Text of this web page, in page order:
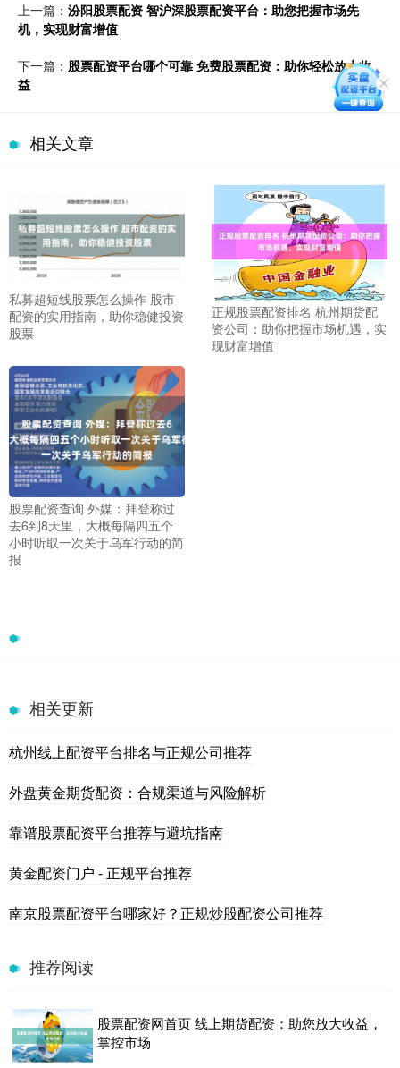
上一篇： 汾阳股票配资 智沪深股票配资平台：助您把握市场先
机，实现财富增值
下一篇： 股票配资平台哪个可靠 免费股票配资：助你轻松放大收
益
相关文章
私募超短线股票怎么操作 股市
配资的实用指南，助你稳健投资
股票
正规股票配资排名 杭州期货配
资公司：助你把握市场机遇，实
现财富增值
股票配资查询 外媒：拜登称过
去6到8天里，大概每隔四五个
小时听取一次关于乌军行动的简
报
相关更新
杭州线上配资平台排名与正规公司推荐
外盘黄金期货配资：合规渠道与风险解析
靠谱股票配资平台推荐与避坑指南
黄金配资门户 - 正规平台推荐
南京股票配资平台哪家好？正规炒股配资公司推荐
推荐阅读
股票配资网首页 线上期货配资：助您放大收益，
掌控市场